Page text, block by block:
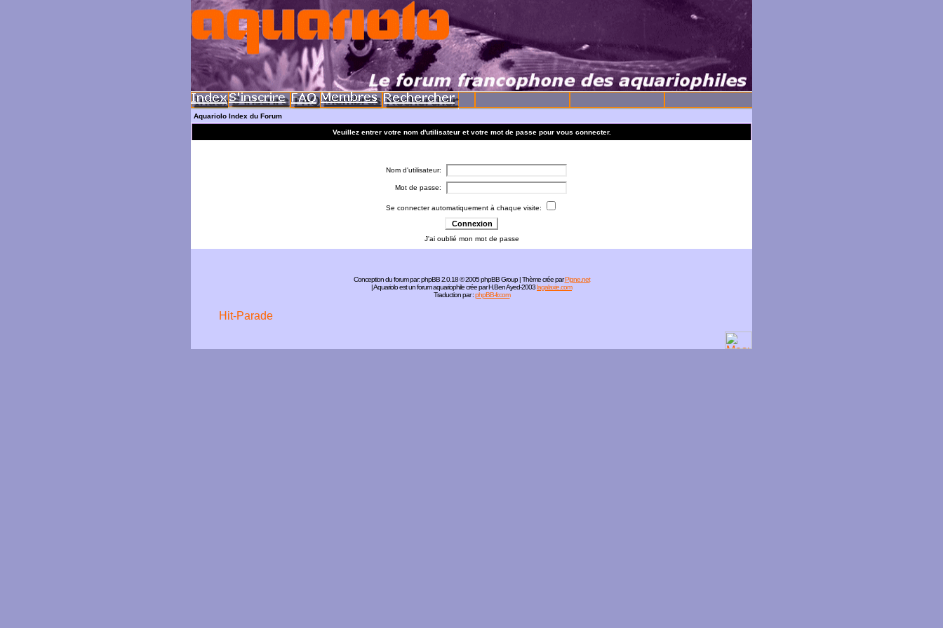
Aquariolo Index du Forum
Veuillez entrer votre nom d'utilisateur et votre mot de passe pour vous connecter.
Nom d'utilisateur:
Mot de passe:
Se connecter automatiquement à chaque visite:
J'ai oublié mon mot de passe
Conception du forum par:phpBB2.0.18 © 2005 phpBB Group | Thème crée parPigne.net
| Aquariolo est un forum aquariophile crée par H.Ben Ayed-2003lagalaxie.com
Traduction par :phpBB-fr.com